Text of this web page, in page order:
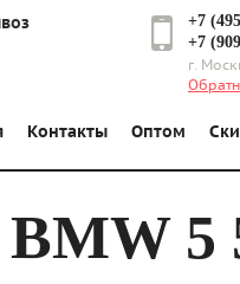
+7
+7
г.
Контакты Оптом
5